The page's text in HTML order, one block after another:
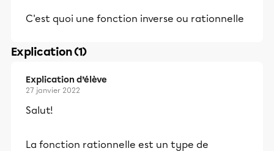
C'est quoi une fonction inverse ou rationnelle
Explication (1)
Explication d’élève
27 janvier 2022
Salut!
La fonction rationnelle est un type de